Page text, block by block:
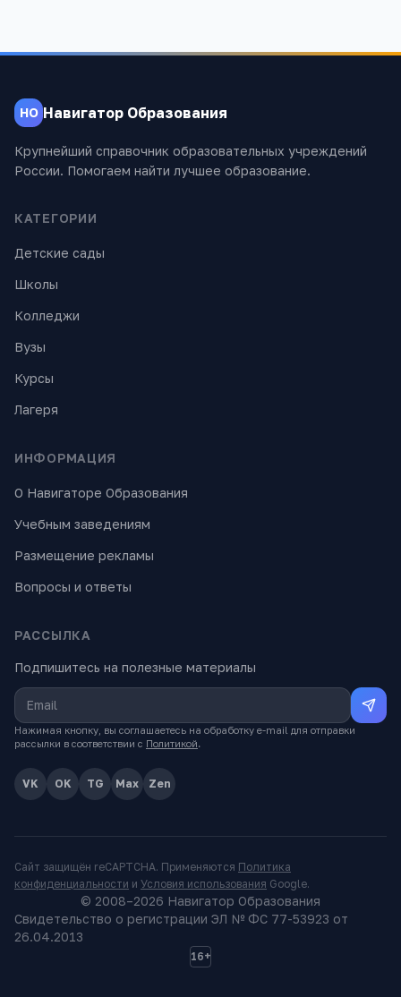
НО Навигатор Образования
Крупнейший справочник образовательных учреждений
России. Помогаем найти лучшее образование.
КАТЕГОРИИ
Детские сады
Школы
Колледжи
Вузы
Курсы
Лагеря
ИНФОРМАЦИЯ
О Навигаторе Образования
Учебным заведениям
Размещение рекламы
Вопросы и ответы
РАССЫЛКА
Подпишитесь на полезные материалы
Нажимая кнопку, вы соглашаетесь на обработку e-mail для отправки
рассылки в соответствии с Политикой.
VK OK TG Max Zen
Сайт защищён reCAPTCHA. Применяются Политика
конфиденциальности и Условия использования Google.
© 2008–2026 Навигатор Образования
Свидетельство о регистрации ЭЛ № ФС 77-53923 от
26.04.2013
16+